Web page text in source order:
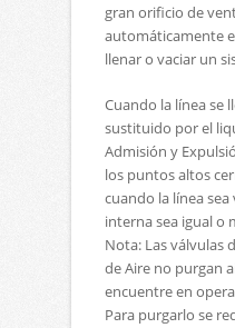
gran orificio de
automáticamente
llenar o vaciar un
Cuando la línea se
sustituido por el
Admisión y
los puntos altos
cuando la línea
interna sea igual o
Nota: Las válvulas
de Aire no purgan
encuentre en
Para purgarlo se